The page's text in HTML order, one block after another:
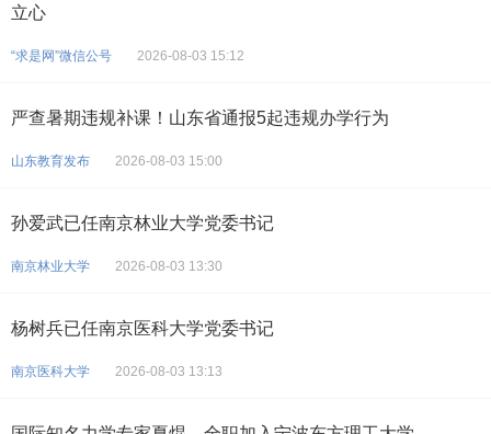
立心
“求是网”微信公号 2026-08-03 15:12
严查暑期违规补课！山东省通报5起违规办学行为
山东教育发布 2026-08-03 15:00
孙爱武已任南京林业大学党委书记
南京林业大学 2026-08-03 13:30
杨树兵已任南京医科大学党委书记
南京医科大学 2026-08-03 13:13